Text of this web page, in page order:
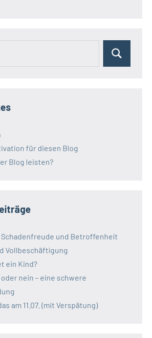
Suchen
für diesen Blog
Blog leisten?
und Betroffenheit
Vollbeschäftigung
ein Kind?
nein – eine schwere
am 11.07. (mit Verspätung)